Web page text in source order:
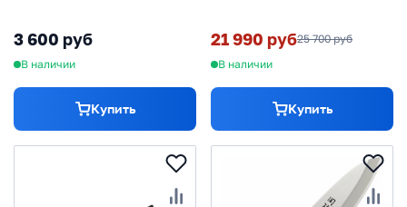
черный
3 600 руб
В наличии
Купить
21 990 руб25 700 руб
В наличии
Купить